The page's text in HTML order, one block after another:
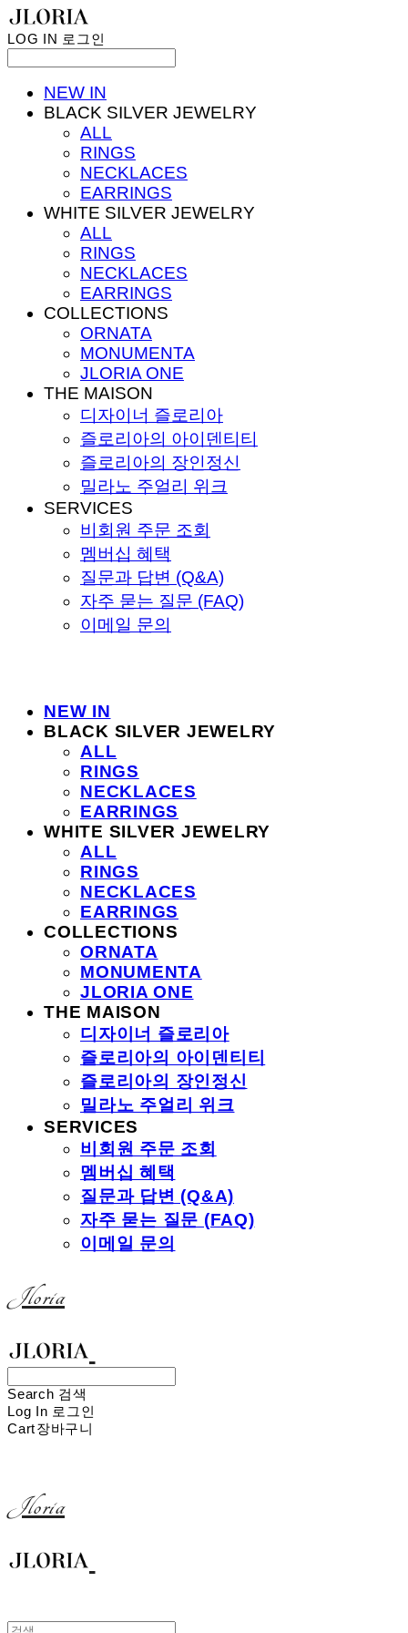
LOG IN 로그인
NEW IN
BLACK SILVER JEWELRY
ALL
RINGS
NECKLACES
EARRINGS
WHITE SILVER JEWELRY
ALL
RINGS
NECKLACES
EARRINGS
COLLECTIONS
ORNATA
MONUMENTA
JLORIA ONE
THE MAISON
디자이너 즐로리아
즐로리아의 아이덴티티
즐로리아의 장인정신
밀라노 주얼리 위크
SERVICES
비회원 주문 조회
멤버십 혜택
질문과 답변 (Q&A)
자주 묻는 질문 (FAQ)
이메일 문의
NEW IN
BLACK SILVER JEWELRY
ALL
RINGS
NECKLACES
EARRINGS
WHITE SILVER JEWELRY
ALL
RINGS
NECKLACES
EARRINGS
COLLECTIONS
ORNATA
MONUMENTA
JLORIA ONE
THE MAISON
디자이너 즐로리아
즐로리아의 아이덴티티
즐로리아의 장인정신
밀라노 주얼리 위크
SERVICES
비회원 주문 조회
멤버십 혜택
질문과 답변 (Q&A)
자주 묻는 질문 (FAQ)
이메일 문의
Jloria
Search 검색
Log In 로그인
Cart장바구니
Jloria